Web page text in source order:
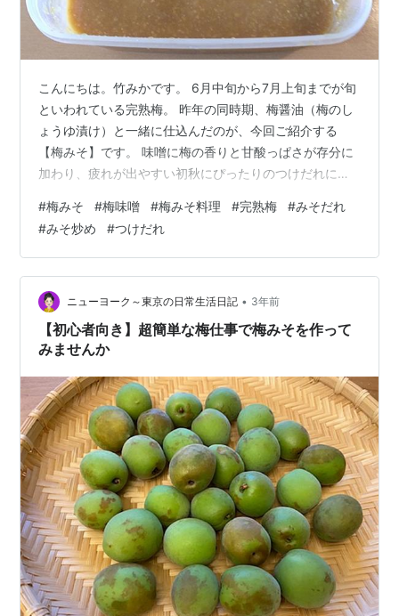
こんにちは。竹みかです。 6月中旬から7月上旬までが旬
といわれている完熟梅。 昨年の同時期、梅醤油（梅のし
ょうゆ漬け）と一緒に仕込んだのが、今回ご紹介する
【梅みそ】です。 味噌に梅の香りと甘酸っぱさが存分に
加わり、疲れが出やすい初秋にぴったりのつけだれにな
の材料とつくり方 【梅みそ】の保存方法・賞味期限 【梅
みそ】を料理に使ってみた感想 を中心にお話ししていき
たいと思います。 完熟梅の旬がもう終わりに近づいてい
ます。 早速、【梅みそ】を仕込んで、初秋の食卓に梅の
爽やかさと、梅の疲労回復効果を取り込んでみません
か。 ＊今回、掲載している【梅み…
#梅みそ #梅味噌 #梅みそ料理 #完熟梅 #みそだれ
#みそ炒め #つけだれ
ニューヨーク～東京の日常生活日記 • 3年前
【初心者向き】超簡単な梅仕事で梅みそを作って
みませんか